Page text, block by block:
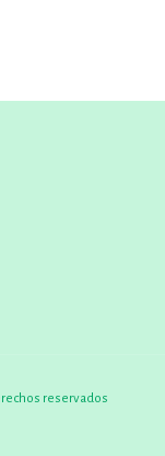
reservados